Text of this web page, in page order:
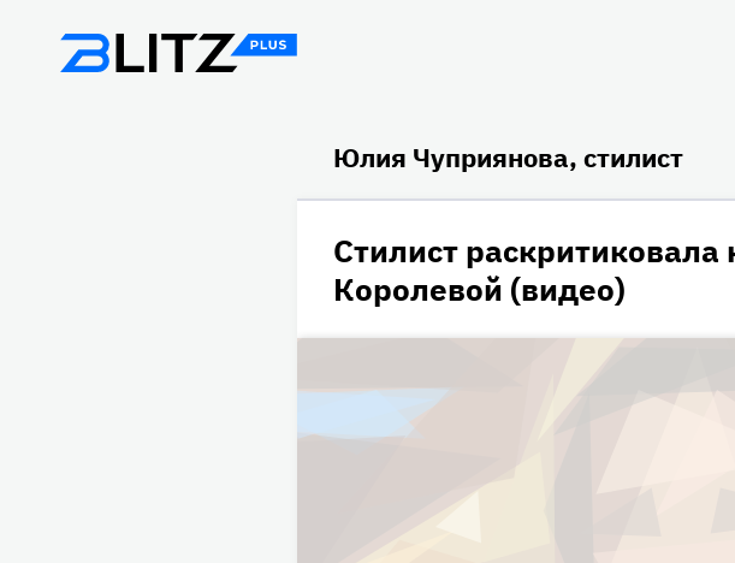
Юлия Чуприянова, стилист
Стилист
Королевой (видео)